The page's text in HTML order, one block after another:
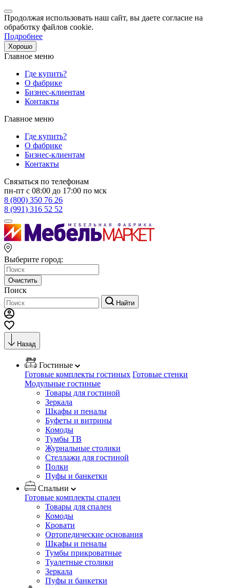
Продолжая использовать наш сайт, вы даете согласие на
обработку файлов cookie.
Подробнее
Хорошо
Главное меню
Где купить?
О фабрике
Бизнес-клиентам
Контакты
Главное меню
Где купить?
О фабрике
Бизнес-клиентам
Контакты
Связаться по телефонам
пн-пт с 08:00 до 17:00 по мск
8 (800) 350 76 26
8 (991) 316 52 52
Выберите город:
Очистить
Поиск
Найти
Назад
Гостиные
Готовые комплекты гостиных Готовые стенки
Модульные гостиные
Товары для гостиной
Зеркала
Шкафы и пеналы
Буфеты и витрины
Комоды
Тумбы ТВ
Журнальные столики
Стеллажи для гостиной
Полки
Пуфы и банкетки
Спальни
Готовые комплекты спален
Товары для спален
Комоды
Кровати
Ортопедические основания
Шкафы и пеналы
Тумбы прикроватные
Туалетные столики
Зеркала
Пуфы и банкетки